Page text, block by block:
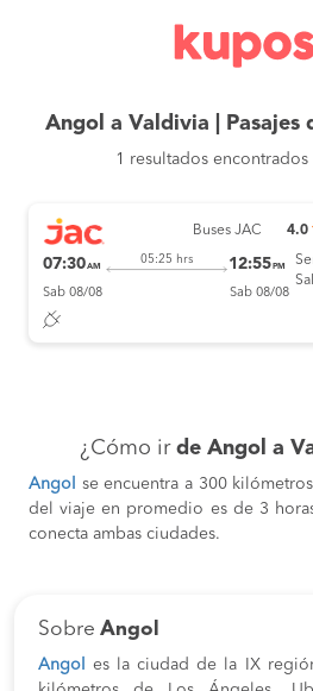
Angol a Valdivia | Pasajes
1 resultados encontrados
Buses JAC 4.0
07:30AM
05:25 hrs 12:55 PM
Sab 08/08 Sab 08/08
¿Cómo ir de Angol a
Angol se encuentra a 300
del viaje en promedio es de 3
conecta ambas ciudades.
Sobre Angol
Angol
es la ciudad de la IX